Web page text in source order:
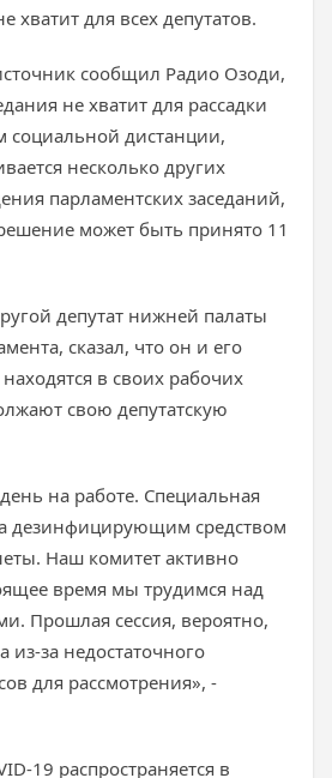
хватит для всех депутатов.
сообщил Радио Озоди,
не хватит для рассадки
социальной дистанции,
несколько других
парламентских заседаний,
может быть принято 11
депутат нижней палаты
сказал, что он и его
в своих рабочих
свою депутатскую
на работе. Специальная
дезинфицирующим средством
Наш комитет активно
время мы трудимся над
Прошлая сессия, вероятно,
из-за недостаточного
для рассмотрения», -
19 распространяется в